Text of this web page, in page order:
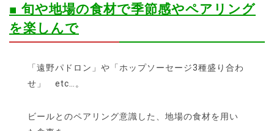
■ 旬や地場の食材で季節感やペアリング
を楽しんで
「遠野パドロン」や「ホップソーセージ3種盛り合わ
せ」 etc…。
ビールとのペアリング意識した、地場の食材を用い